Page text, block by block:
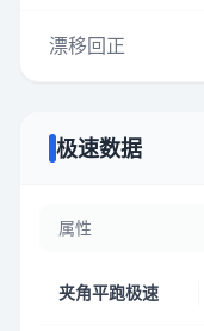
漂移回正
极速数据
属性
夹角平跑极速